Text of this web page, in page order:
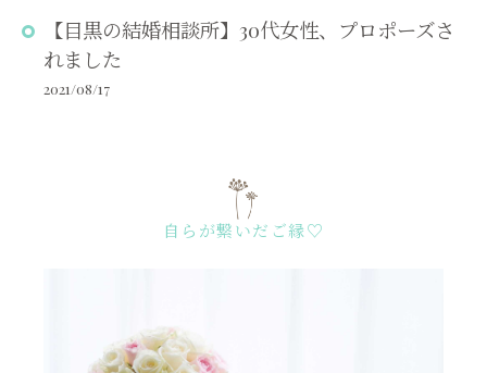
【目黒の結婚相談所】30代女性、プロポーズさ
れました
2021/08/17
自らが繋いだご縁♡